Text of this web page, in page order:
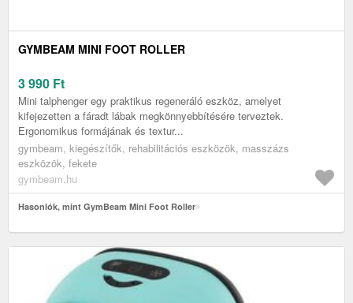
GYMBEAM MINI FOOT ROLLER
3 990 Ft
Mini talphenger egy praktikus regeneráló eszköz, amelyet
kifejezetten a fáradt lábak megkönnyebbítésére terveztek.
Ergonomikus formájának és textur...
gymbeam, kiegészítők, rehabilitációs eszközök, masszázs
eszközök, fekete
gymbeam.hu
Hasonlók, mint GymBeam Mini Foot Roller